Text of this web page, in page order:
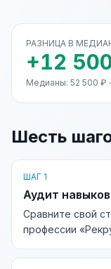
РАЗНИЦА В
+12
Медианы: 52 500 ₽
Шесть
ШАГ 1
Аудит навыков
Сравните свой
профессии